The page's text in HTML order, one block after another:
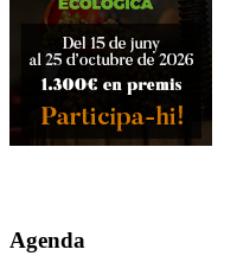
Agenda